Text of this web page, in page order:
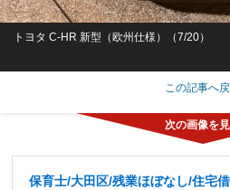
トヨタ C-HR 新型（欧州仕様）（7/20）
この記事へ
保育士/大田区/残業ほぼなし/住宅